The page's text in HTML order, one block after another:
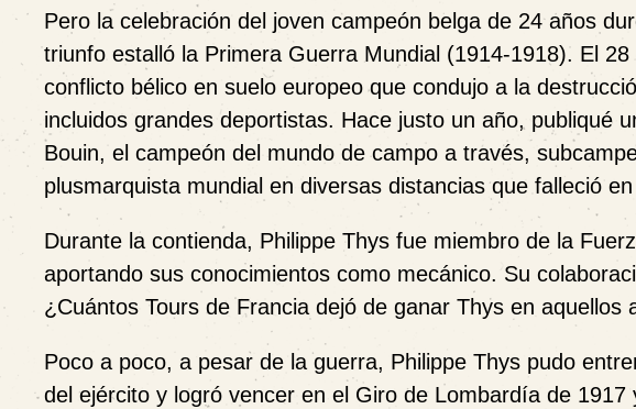
Pero la celebración del joven campeón belga de 24 años
triunfo estalló la Primera Guerra Mundial (1914-1918). El
conflicto bélico en suelo europeo que condujo a la
incluidos grandes deportistas. Hace justo un año, publiqué
Bouin, el campeón del mundo de campo a través,
plusmarquista mundial en diversas distancias que falleció
Durante la contienda, Philippe Thys fue miembro de la
aportando sus conocimientos como mecánico. Su
¿Cuántos Tours de Francia dejó de ganar Thys en aquellos
Poco a poco, a pesar de la guerra, Philippe Thys pudo
del ejército y logró vencer en el Giro de Lombardía de